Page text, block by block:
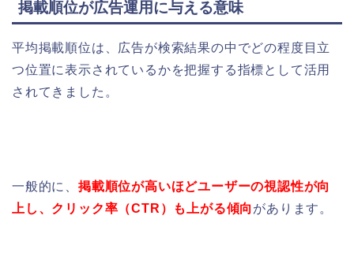
掲載順位が広告運用に与える意味
平均掲載順位は、広告が検索結果の中でどの程度目立
つ位置に表示されているかを把握する指標として活用
されてきました。
一般的に、 掲載順位が高いほどユーザーの視認性が向
上し、クリック率（CTR）も上がる傾向 があります。